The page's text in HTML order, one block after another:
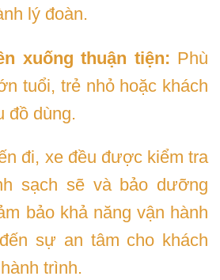
lý đoàn.
xuống thuận tiện: Phù
tuổi, trẻ nhỏ hoặc khách
đồ dùng.
đi, xe đều được kiểm tra
sạch sẽ và bảo dưỡng
bảo khả năng vận hành
sự an tâm cho khách
trình.